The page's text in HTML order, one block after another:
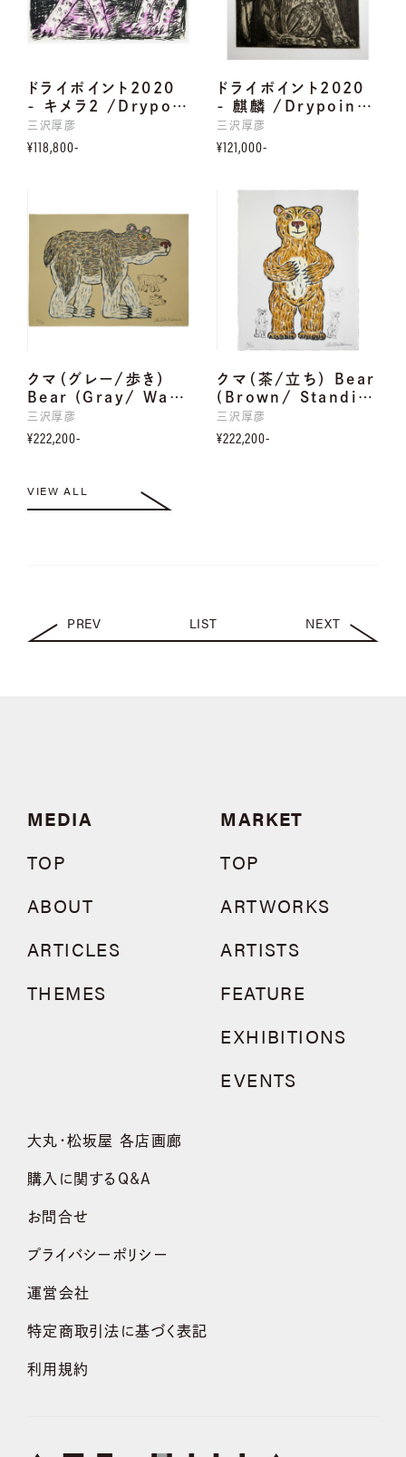
ドライポイント2020
- キメラ2 /Drypo…
三沢厚彦
¥118,800-
ドライポイント2020
- 麒麟 /Drypoin…
三沢厚彦
¥121,000-
クマ（グレー/歩き）
Bear (Gray/ Wa…
三沢厚彦
¥222,200-
クマ（茶/立ち） Bear
(Brown/ Standi…
三沢厚彦
¥222,200-
VIEW ALL
PREV LIST NEXT
MEDIA
TOP
ABOUT
ARTICLES
THEMES
MARKET
TOP
ARTWORKS
ARTISTS
FEATURE
EXHIBITIONS
EVENTS
大丸・松坂屋 各店画廊
購入に関するQ&A
お問合せ
プライバシーポリシー
運営会社
特定商取引法に基づく表記
利用規約